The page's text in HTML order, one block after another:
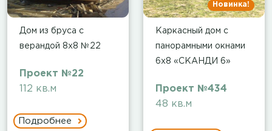
Дом из бруса с
верандой 8х8 №22
Проект №22
112 кв.м
Подробнее
Новинка!
Каркасный дом с
панорамными окнами
6х8 «СКАНДИ 6»
Проект №434
48 кв.м